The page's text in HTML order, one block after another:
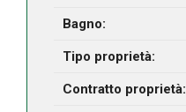
Bagno:
Tipo proprietà:
Contratto proprietà: